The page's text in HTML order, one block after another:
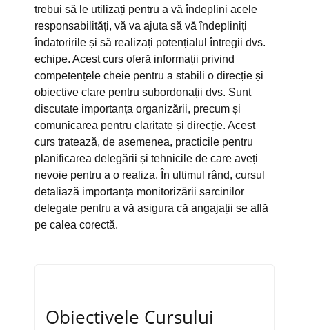
trebui să le utilizați pentru a vă îndeplini acele
responsabilități, vă va ajuta să vă îndepliniți
îndatoririle și să realizați potențialul întregii dvs.
echipe. Acest curs oferă informații privind
competențele cheie pentru a stabili o direcție și
obiective clare pentru subordonații dvs. Sunt
discutate importanța organizării, precum și
comunicarea pentru claritate și direcție. Acest
curs tratează, de asemenea, practicile pentru
planificarea delegării și tehnicile de care aveți
nevoie pentru a o realiza. În ultimul rând, cursul
detaliază importanța monitorizării sarcinilor
delegate pentru a vă asigura că angajații se află
pe calea corectă.
Obiectivele Cursului